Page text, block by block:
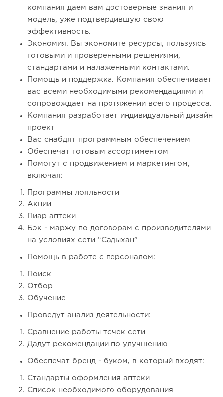
компания даем вам достоверные знания и
модель, уже подтвердившую свою
эффективность.
Экономия. Вы экономите ресурсы, пользуясь
готовыми и проверенными решениями,
стандартами и налаженными контактами.
Помощь и поддержка. Компания обеспечивает
вас всеми необходимыми рекомендациями и
сопровождает на протяжении всего процесса.
Компания разработает индивидуальный дизайн
проект
Вас снабдят программным обеспечением
Обеспечат готовым ассортиментом
Помогут с продвижением и маркетингом,
включая:
Программы лояльности
Акции
Пиар аптеки
Бэк - маржу по договорам с производителями
на условиях сети “Садыхан”
Помощь в работе с персоналом:
Поиск
Отбор
Обучение
Проведут анализ деятельности:
Сравнение работы точек сети
Дадут рекомендации по улучшению
Обеспечат бренд - буком, в который входят:
Стандарты оформления аптеки
Список необходимого оборудования